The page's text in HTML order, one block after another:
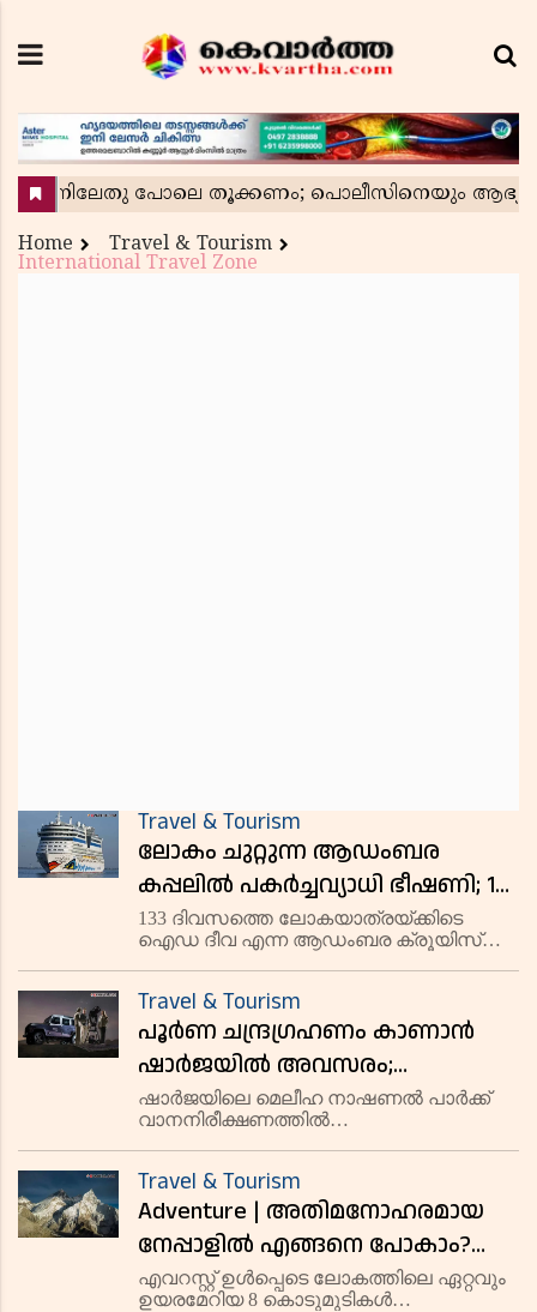
Home
Travel & Tourism
International Travel Zone
Travel & Tourism
ലോകം ചുറ്റുന്ന ആഡംബര
കപ്പലിൽ പകർച്ചവ്യാധി ഭീഷണി; 101
പേർക്ക് നോറാവൈറസ്
133 ദിവസത്തെ ലോകയാത്രയ്ക്കിടെ
ഐഡ ദീവ എന്ന ആഡംബര ക്രൂയിസ്
പേർക്ക് രോഗം സ്ഥിരീകരിച്ചു. വയറിളക്കവും
ഛർദ്ദിയുമാണ് പ്രധാന ലക്ഷണങ്ങൾ. പ്
Travel & Tourism
പൂർണ ചന്ദ്രഗ്രഹണം കാണാൻ
ഷാർജയിൽ അവസരം;
രക്തചന്ദ്രനെയും ശനിയെയും
അടുത്തറിയാൻ മെലീഹ
നാഷണൽ പാർക്ക്
ഷാർജയിലെ മെലീഹ നാഷണൽ പാർക്ക്
വാനനിരീക്ഷണത്തിൽ
ചന്ദ്രഗ്രഹണവും ശനിപ്രത്യയവും
ഇവിടെ കാണാനാകും.
Travel & Tourism
Adventure | അതിമനോഹരമായ
നേപ്പാളിൽ എങ്ങനെ പോകാം?
കാണേണ്ട 8 കൊടുമുടികൾ
എവറസ്റ്റ് ഉൾപ്പെടെ ലോകത്തിലെ ഏറ്റവും
ഉയരമേറിയ 8 കൊടുമുടികൾ